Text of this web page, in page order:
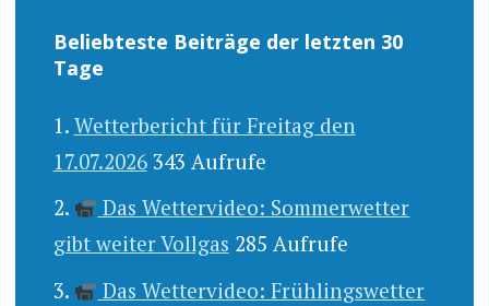
Beliebteste Beiträge der letzten 30
Tage
Wetterbericht für Freitag den
17.07.2026 343 Aufrufe
Das Wettervideo: Sommerwetter
gibt weiter Vollgas 285 Aufrufe
Das Wettervideo: Frühlingswetter